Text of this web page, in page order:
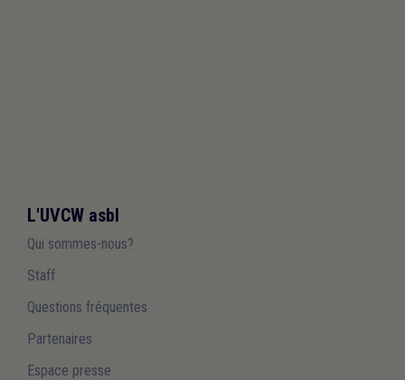
L'UVCW asbl
Qui sommes-nous?
Staff
Questions fréquentes
Partenaires
Espace presse